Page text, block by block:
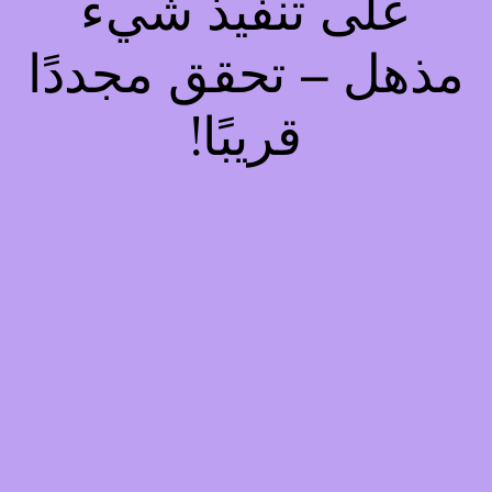
مذهل – تحقق مجددًا
قريبًا!